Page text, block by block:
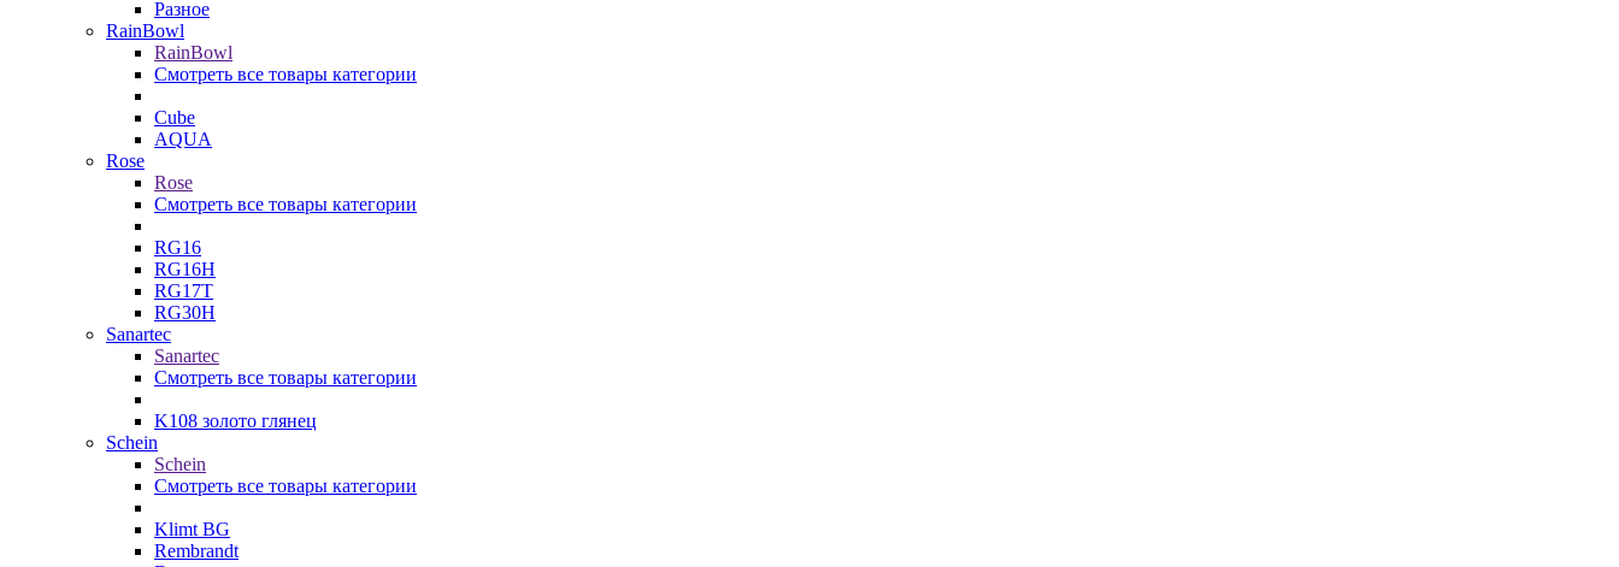
Разное
RainBowl
RainBowl
Смотреть все товары категории
Cube
AQUA
Rose
Rose
Смотреть все товары категории
RG16
RG16H
RG17T
RG30H
Sanartec
Sanartec
Смотреть все товары категории
K108 золото глянец
Schein
Schein
Смотреть все товары категории
Klimt BG
Rembrandt